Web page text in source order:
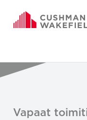
Vapaat